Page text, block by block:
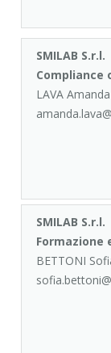
SMILAB S.r.l.
Compliance
LAVA Amanda
SMILAB S.r.l.
Formazione
BETTONI